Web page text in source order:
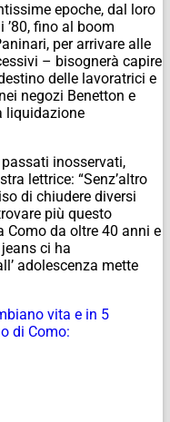
epoche, dal loro
fino al boom
per arrivare alle
– bisognerà capire
delle lavoratrici e
negozi Benetton e
liquidazione
inosservati,
lettrice: “Senz’altro
di chiudere diversi
più questo
Como da oltre 40 anni e
ci ha
adolescenza mette
vita e in 5
di Como: